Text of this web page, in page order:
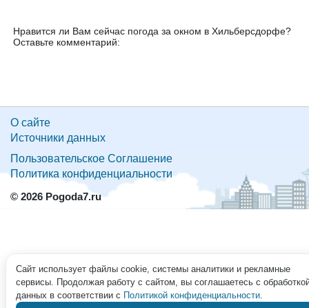
Нравится ли Вам сейчас погода за окном в Хильберсдорфе?
Оставьте комментарий:
О сайте
Источники данных
Пользовательское Соглашение
Политика конфиденциальности
© 2026 Pogoda7.ru
Сайт использует файлы cookie, системы аналитики и рекламные
сервисы. Продолжая работу с сайтом, вы соглашаетесь с
данных в соответствии с Политикой конфиденциальности.